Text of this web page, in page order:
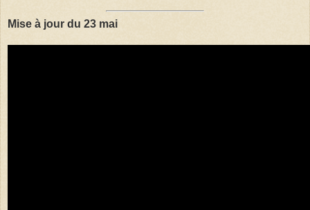
Mise à jour du 23 mai